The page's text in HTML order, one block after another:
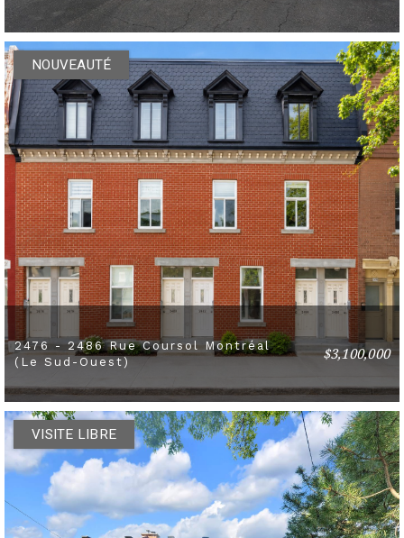
NOUVEAUTÉ
2476 - 2486 Rue Coursol Montréal
(Le Sud-Ouest)
$3,100,000
2 BEDS 1 BATHS
VISITE LIBRE